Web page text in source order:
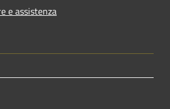
e assistenza